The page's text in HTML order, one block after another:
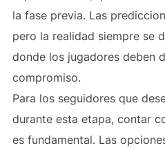
la fase previa. Las
pero la realidad siempre se
donde los jugadores deben
compromiso.
Para los seguidores que
durante esta etapa, contar
es fundamental. Las